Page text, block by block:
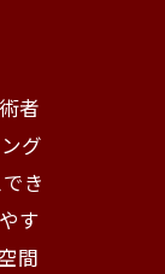
者
グ
き
す
間